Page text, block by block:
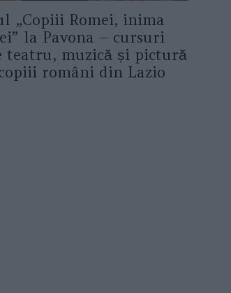
„Copiii Romei, inima
la Pavona – cursuri
teatru, muzică și pictură
români din Lazio